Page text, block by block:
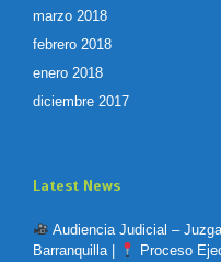
marzo 2018
febrero 2018
enero 2018
diciembre 2017
Latest News
Audiencia Judicial –
Barranquilla |
Proceso